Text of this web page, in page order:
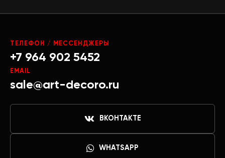
ТЕЛЕФОН / МЕССЕНДЖЕРЫ
+7 964 902 5452
EMAIL
sale@art-decoro.ru
ВКОНТАКТЕ
WHATSAPP